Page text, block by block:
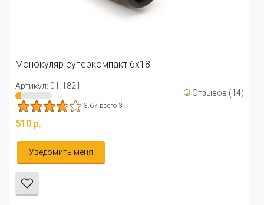
Монокуляр суперкомпакт 6x18
Артикул: 01-1821 ☺ Отзывов (14)
3.67 всего 3
510 р.
Уведомить меня